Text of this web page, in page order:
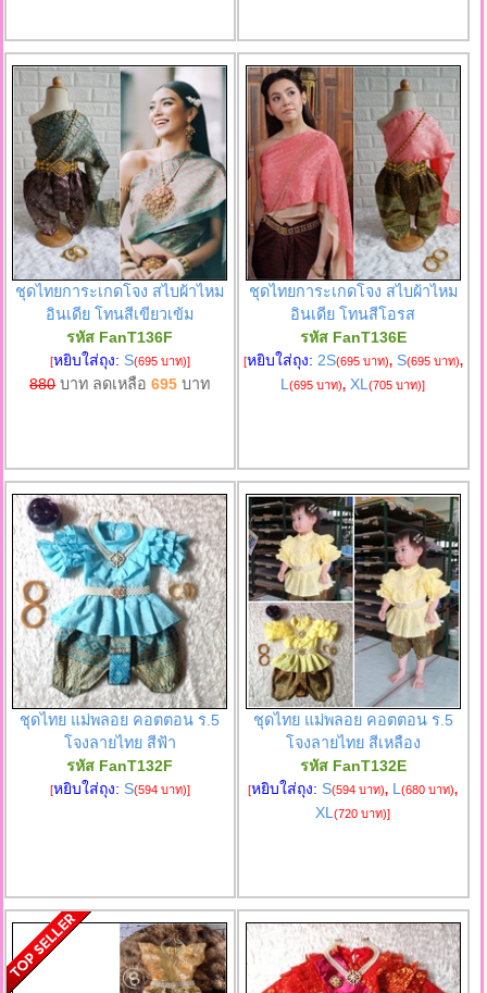
ชุดไทยการะเกดโจง สไบผ้าไหม
อินเดีย โทนสีเขียวเข้ม
รหัส FanT136F
[หยิบใส่ถุง: S(695 บาท)]
880บาท ลดเหลือ695 บาท
ชุดไทยการะเกดโจง สไบผ้าไหม
อินเดีย โทนสีโอรส
รหัส FanT136E
[หยิบใส่ถุง: 2S(695 บาท), S(695 บาท),
L(695 บาท), XL(705 บาท)]
ชุดไทย แม่พลอย คอตตอน ร.5
โจงลายไทย สีฟ้า
รหัส FanT132F
[หยิบใส่ถุง: S(594 บาท)]
ชุดไทย แม่พลอย คอตตอน ร.5
โจงลายไทย สีเหลือง
รหัส FanT132E
[หยิบใส่ถุง: S(594 บาท), L(680 บาท),
XL(720 บาท)]